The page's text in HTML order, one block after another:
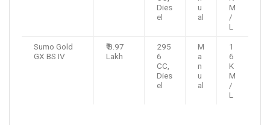
Dies
el
u
al
M
/
L
Sumo Gold
GX BS IV
₹ 8.97
Lakh
295
6
CC,
Dies
el
M
a
n
u
al
1
6
K
M
/
L